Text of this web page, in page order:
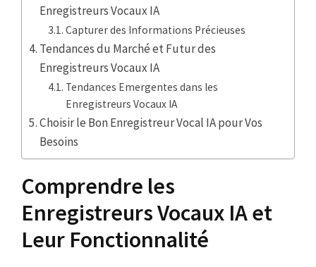
Enregistreurs Vocaux IA
Capturer des Informations Précieuses
Tendances du Marché et Futur des
Enregistreurs Vocaux IA
Tendances Emergentes dans les
Enregistreurs Vocaux IA
Choisir le Bon Enregistreur Vocal IA pour Vos
Besoins
Comprendre les
Enregistreurs Vocaux IA et
Leur Fonctionnalité